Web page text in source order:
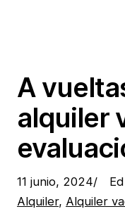
A
alquiler
11 junio, 2024/
Alquiler, Alquiler